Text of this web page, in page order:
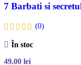
7 Barbati si
(0)
În stoc
49.00 lei